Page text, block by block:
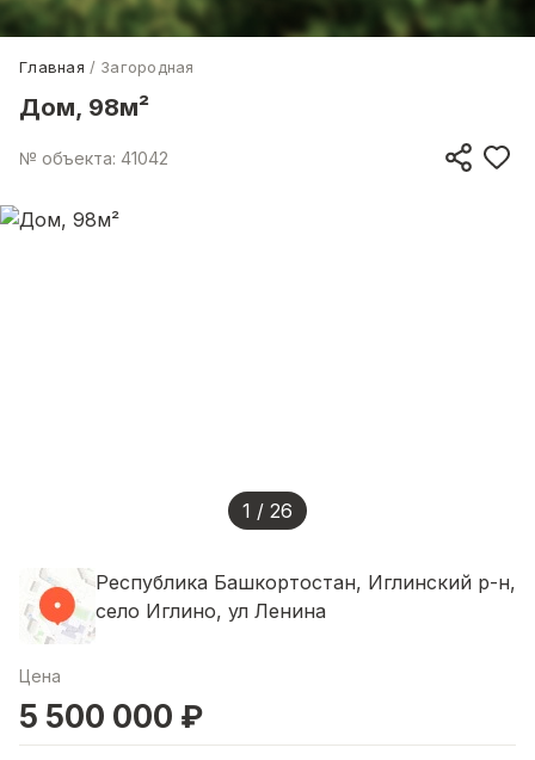
Главная Загородная
Дом, 98м²
№ объекта: 41042
1 / 26
Республика Башкортостан, Иглинский р-н,
село Иглино, ул Ленина
Цена
5 500 000 ₽